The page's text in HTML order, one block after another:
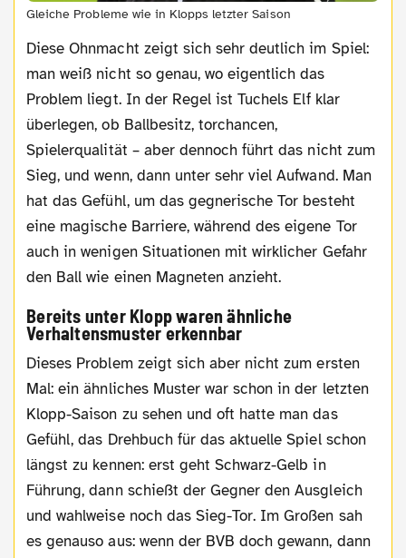
Gleiche Probleme wie in Klopps letzter Saison
Diese Ohnmacht zeigt sich sehr deutlich im Spiel:
man weiß nicht so genau, wo eigentlich das
Problem liegt. In der Regel ist Tuchels Elf klar
überlegen, ob Ballbesitz, torchancen,
Spielerqualität – aber dennoch führt das nicht zum
Sieg, und wenn, dann unter sehr viel Aufwand. Man
hat das Gefühl, um das gegnerische Tor besteht
eine magische Barriere, während des eigene Tor
auch in wenigen Situationen mit wirklicher Gefahr
den Ball wie einen Magneten anzieht.
Bereits unter Klopp waren ähnliche
Verhaltensmuster erkennbar
Dieses Problem zeigt sich aber nicht zum ersten
Mal: ein ähnliches Muster war schon in der letzten
Klopp-Saison zu sehen und oft hatte man das
Gefühl, das Drehbuch für das aktuelle Spiel schon
längst zu kennen: erst geht Schwarz-Gelb in
Führung, dann schießt der Gegner den Ausgleich
und wahlweise noch das Sieg-Tor. Im Großen sah
es genauso aus: wenn der BVB doch gewann, dann